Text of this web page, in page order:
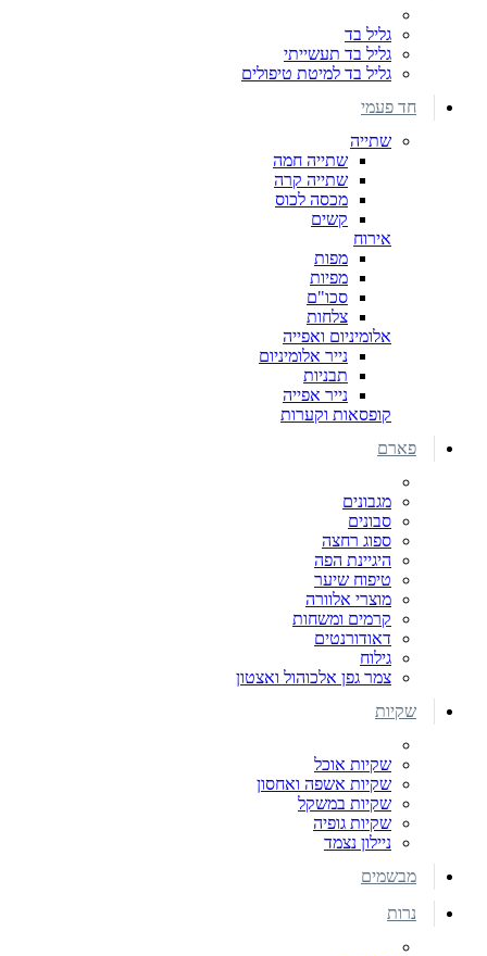
גליל בד
גליל בד תעשייתי
גליל בד למיטת טיפולים
חד פעמי
שתייה
שתייה חמה
שתייה קרה
מכסה לכוס
קשים
אירוח
מפות
מפיות
סכו"ם
צלחות
אלומיניום ואפייה
נייר אלומיניום
תבניות
נייר אפייה
קופסאות וקערות
פארם
מגבונים
סבונים
ספוג רחצה
היגיינת הפה
טיפוח שיער
מוצרי אלוורה
קרמים ומשחות
דאודורנטים
גילוח
צמר גפן אלכוהול ואצטון
שקיות
שקיות אוכל
שקיות אשפה ואחסון
שקיות במשקל
שקיות גופיה
ניילון נצמד
מבשמים
נרות